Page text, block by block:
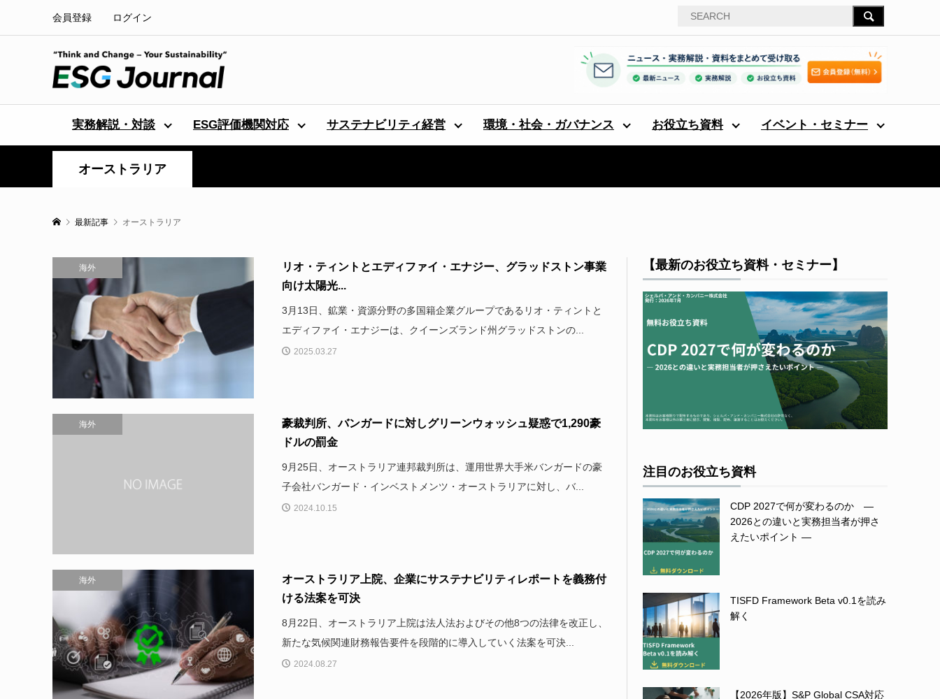
会員登録 ログイン
実務解説・対談 ESG評価機関対応 サステナビリティ経営 環境・社会・ガバナンス お役立ち資料 イベント・セミナー
オーストラリア
最新記事 オーストラリア
海外
リオ・ティントとエディファイ・エナジー、グラッドストン事業
向け太陽光...
3月13日、鉱業・資源分野の多国籍企業グループであるリオ・ティントと
エディファイ・エナジーは、クイーンズランド州グラッドストンの...
2025.03.27
海外
豪裁判所、バンガードに対しグリーンウォッシュ疑惑で1,290豪
ドルの罰金
9月25日、オーストラリア連邦裁判所は、運用世界大手米バンガードの豪
子会社バンガード・インベストメンツ・オーストラリアに対し、バ...
2024.10.15
海外
オーストラリア上院、企業にサステナビリティレポートを義務付
ける法案を可決
8月22日、オーストラリア上院は法人法およびその他8つの法律を改正し、
新たな気候関連財務報告要件を段階的に導入していく法案を可決...
2024.08.27
【最新のお役立ち資料・セミナー】
注目のお役立ち資料
CDP 2027で何が変わるのか ―
2026との違いと実務担当者が押さ
えたいポイント ―
TISFD Framework Beta v0.1を読み
解く
【2026年版】S&P Global CSA対応